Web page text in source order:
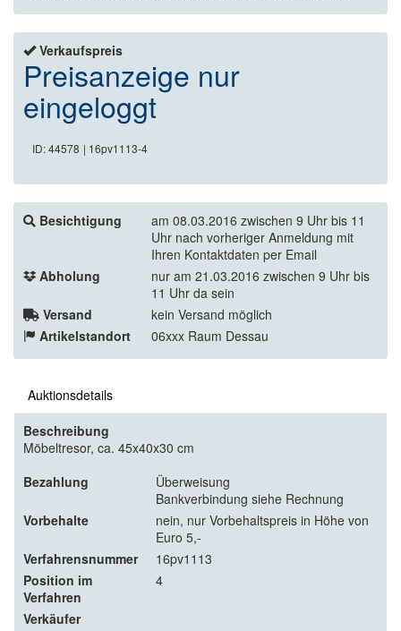
Verkaufspreis
Preisanzeige nur
eingeloggt
ID: 44578 | 16pv1113-4
Besichtigung
am 08.03.2016 zwischen 9 Uhr bis 11
Uhr nach vorheriger Anmeldung mit
Ihren Kontaktdaten per Email
Abholung
nur am 21.03.2016 zwischen 9 Uhr bis
11 Uhr da sein
Versand
kein Versand möglich
Artikelstandort
06xxx Raum Dessau
Auktionsdetails
Beschreibung
Möbeltresor, ca. 45x40x30 cm
Bezahlung
Überweisung
Bankverbindung siehe Rechnung
Vorbehalte
nein, nur Vorbehaltspreis in Höhe von
Euro 5,-
Verfahrensnummer
16pv1113
Position im
Verfahren
4
Verkäufer